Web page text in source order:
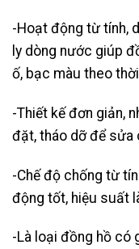
-Hoạt động từ tính,
ly dòng nước giúp
ố, bạc màu theo
-Thiết kế đơn giản,
đặt, tháo dỡ để sửa
-Chế độ chống từ
động tốt, hiệu suất
-Là loại đồng hồ có